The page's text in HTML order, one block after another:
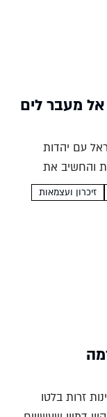
אל מעבר לים
עם יהדות
והחשיב את
בארכיונו
בארצות
זיכרון ועצמאות
זרות בלטו